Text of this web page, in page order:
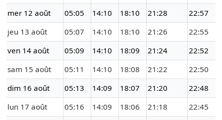
mer 12 août
05:05 14:10 18:10 21:28
22:57
jeu 13 août
05:07 14:10 18:10 21:26
22:55
ven 14 août
05:09 14:10 18:09 21:24
22:52
sam 15 août
05:11 14:10 18:08 21:22
22:50
dim 16 août
05:13 14:09 18:07 21:20
22:48
lun 17 août
05:16 14:09 18:06 21:18
22:45